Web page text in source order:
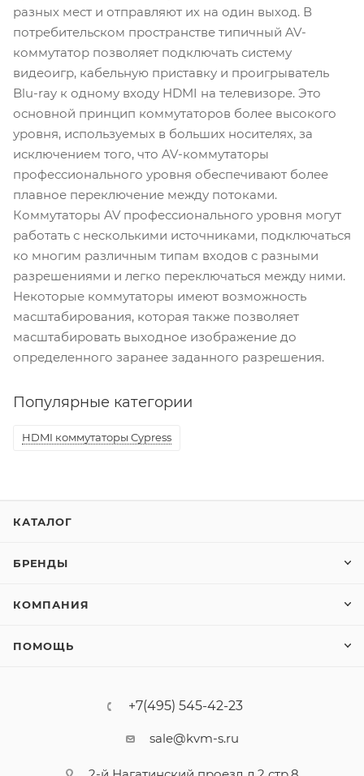
разных мест и отправляют их на один выход. В
потребительском пространстве типичный AV-
коммутатор позволяет подключать систему
видеоигр, кабельную приставку и проигрыватель
Blu-ray к одному входу HDMI на телевизоре. Это
основной принцип коммутаторов более высокого
уровня, используемых в больших носителях, за
исключением того, что AV-коммутаторы
профессионального уровня обеспечивают более
плавное переключение между потоками.
Коммутаторы AV профессионального уровня могут
работать с несколькими источниками, подключаться
ко многим различным типам входов с разными
разрешениями и легко переключаться между ними.
Некоторые коммутаторы имеют возможность
масштабирования, которая также позволяет
масштабировать выходное изображение до
определенного заранее заданного разрешения.
Популярные категории
HDMI коммутаторы Cypress
КАТАЛОГ
БРЕНДЫ
КОМПАНИЯ
ПОМОЩЬ
+7(495) 545-42-23
sale@kvm-s.ru